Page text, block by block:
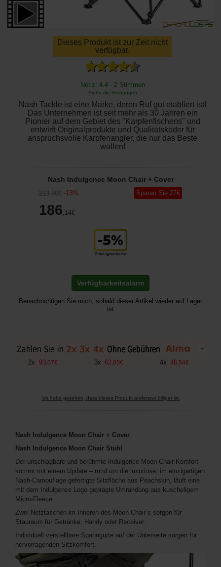
Dieses Produkt ist zur Zeit nicht
verfügbar.
Notiz: 4.4 - 2 Stimmen
Siehe die Meinungen
Nash Tackle ist eine Marke, deren Ruf gut etabliert ist!
Das Unternehmen ist seit mehr als 30 Jahren ein
Pionier auf dem Gebiet des "Karpfenfischens" und
entwirft Originalprodukte und Qualitätsköder für
anspruchsvolle Karpfenangler, die nur das Beste
wollen!
Nash Indulgence Moon Chair + Cover
213,90€ -13%
186,14€
Sparen Sie 27€
Verfügbarkeitsalarm
Benachrichtigen Sie mich, sobald dieser Artikel wieder auf Lager
ist
+
2x 93,07€ 3x 62,05€ 4x 46,54€
Ich habe gesehen, dass dieses Produkt anderswo billiger ist.
Nash Indulgence Moon Chair + Cover
Nash Indulgence Moon Chair Stuhl
Der unschlagbare und berühmte Indulgence Moon Chair Komfort
kommt mit einem Update – rund um die luxuriöse, im einzigartigen
Nash-Camouflage gefertigte Sitzfläche aus Peachskin, läuft eine
mit dem Indulgence Logo geprägte Umrandung aus kuscheligem
Micro-Fleece.
Zwei Netztaschen im Inneren des Moon Chair ́s sorgen für
Stauraum für Getränke, Handy oder Receiver.
Individuell verstellbare Spanngurte auf der Unterseite sorgen für
hervorragenden Sitzkomfort.